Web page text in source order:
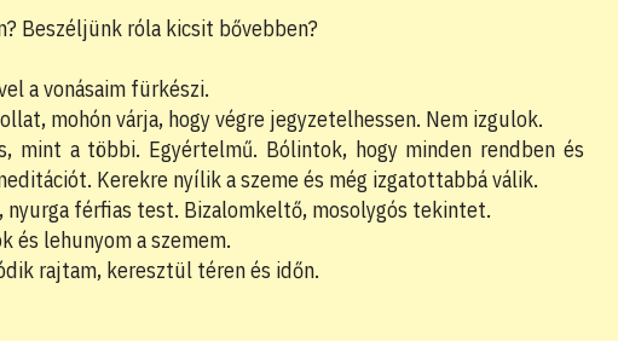
Beszéljünk róla kicsit bővebben?
a vonásaim fürkészi.
mohón várja, hogy végre jegyzetelhessen. Nem izgulok.
mint a többi. Egyértelmű. Bólintok, hogy minden rendben és
Kerekre nyílik a szeme és még izgatottabbá válik.
nyurga férfias test. Bizalomkeltő, mosolygós tekintet.
lehunyom a szemem.
rajtam, keresztül téren és időn.